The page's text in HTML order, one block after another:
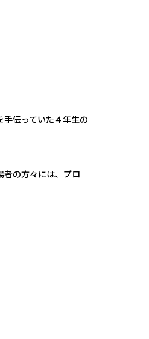
伝っていた４年生の
者の方々には、プロ